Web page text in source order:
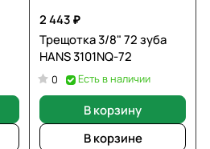
2 443 ₽
Трещотка 3/8" 72 зуба
HANS 3101NQ-72
0 Есть в наличии
В корзину
В корзине